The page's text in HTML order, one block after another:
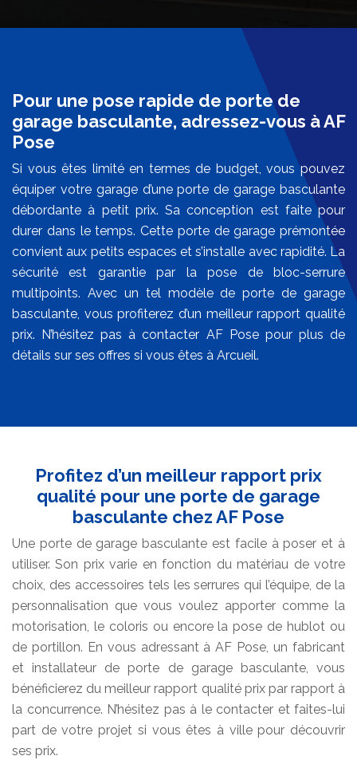
Pour une pose rapide de porte de
garage basculante, adressez-vous à AF
Pose
Si vous êtes limité en termes de budget, vous pouvez
équiper votre garage d’une porte de garage basculante
débordante à petit prix. Sa conception est faite pour
durer dans le temps. Cette porte de garage prémontée
convient aux petits espaces et s’installe avec rapidité. La
sécurité est garantie par la pose de bloc-serrure
multipoints. Avec un tel modèle de porte de garage
basculante, vous profiterez d’un meilleur rapport qualité
prix. N’hésitez pas à contacter AF Pose pour plus de
détails sur ses offres si vous êtes à Arcueil.
Profitez d’un meilleur rapport prix
qualité pour une porte de garage
basculante chez AF Pose
Une porte de garage basculante est facile à poser et à
utiliser. Son prix varie en fonction du matériau de votre
choix, des accessoires tels les serrures qui l’équipe, de la
personnalisation que vous voulez apporter comme la
motorisation, le coloris ou encore la pose de hublot ou
de portillon. En vous adressant à AF Pose, un fabricant
et installateur de porte de garage basculante, vous
bénéficierez du meilleur rapport qualité prix par rapport à
la concurrence. N’hésitez pas à le contacter et faites-lui
part de votre projet si vous êtes à ville pour découvrir
ses prix.